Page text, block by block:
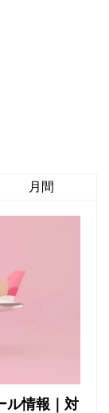
月間
ル情報｜対